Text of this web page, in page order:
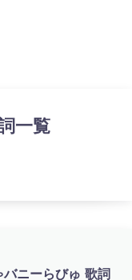
一覧
ニーらびゅ 歌詞